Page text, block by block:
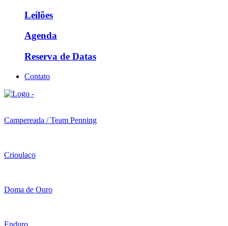
Leilões
Agenda
Reserva de Datas
Contato
Campereada / Team Penning
Crioulaço
Doma de Ouro
Enduro